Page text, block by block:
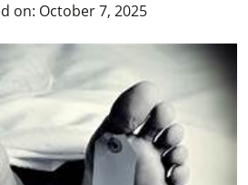
on: October 7, 2025